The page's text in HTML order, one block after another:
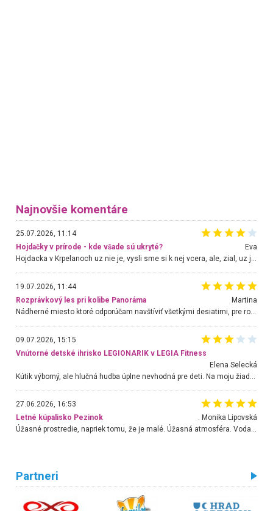
Najnovšie komentáre
25.07.2026, 11:14
Hojdačky v prírode - kde všade sú ukryté?
Eva
Hojdacka v Krpelanoch uz nie je, vysli sme si k nej vcera, ale, zial, uz je znicena. Ak sem planujete cestu len kvoli hojdacke, mozete si ju usetrit. Krasny vyhlad je tu vsak aj bez hojdacky :-)
19.07.2026, 11:44
Rozprávkový les pri kolibe Panoráma
Martina
Nádherné miesto ktoré odporúčam navštíviť všetkými desiatimi, pre rodiny s deťmi, dôchodcom... Proste a jednoducho ozaj rozprávkový les.. určite ešte prídeme. Odniesli sme si na pamiatku krásne tričká,
09.07.2026, 15:15
Vnútorné detské ihrisko LEGIONARIK v LEGIA Fitness
Elena Selecká
27.06.2026, 16:53
Letné kúpalisko Pezinok
. Monika Lipovská
Úžasné prostredie, napriek tomu, že je malé. Úžasná atmosféra. Voda fantastická a nádherná. Ľudí je pomerne veľa, ale su mili a ohľaduplní. Je veľmi zaujímavé sledovať, ako dokážu spolu športovať cudzí ľudia a bez ohľadu na vek. Vládne tu pohoda. Vnuka neviem dostať z vody. Ďakujem za krásny deň . Urcite sa sem vrátim. Jediný problém je s parkovaním, ale aj ten sa mi podarilo vyriešiť. Monika Bratislava
Partneri